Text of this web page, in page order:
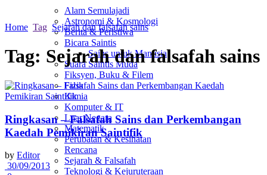
Alam Semulajadi
Astronomi & Kosmologi
Berita & Peristiwa
Bicara Saintis
Sains untuk Manusia
Suara Saintis Muda
Fiksyen, Buku & Filem
Fizik
Kimia
Komputer & IT
Luar Negara
Matematik
Perubatan & Kesihatan
Rencana
Sejarah & Falsafah
Teknologi & Kejuruteraan
Home Tag Sejarah dan falsafah sains
Tag: Sejarah dan falsafah sains
Ringkasan – Falsafah Sains dan Perkembangan
Kaedah Pemikiran Saintifik
by Editor
30/09/2013